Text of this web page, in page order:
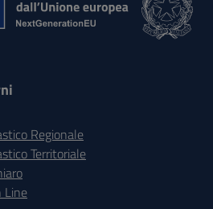
Regionale
Territoriale
Line